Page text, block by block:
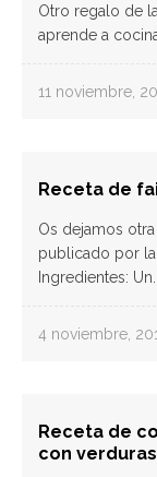
Otro regalo de
aprende a
11 noviembre,
Receta de
Os dejamos
publicado por la
Ingredientes: Un...
4 noviembre,
Receta de
con verduras